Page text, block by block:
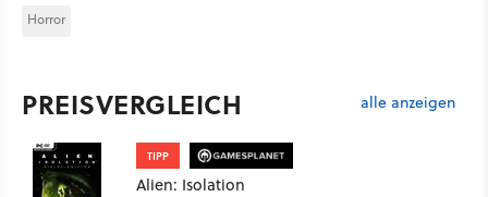
Horror
PREISVERGLEICH alle anzeigen
TIPP
Alien: Isolation